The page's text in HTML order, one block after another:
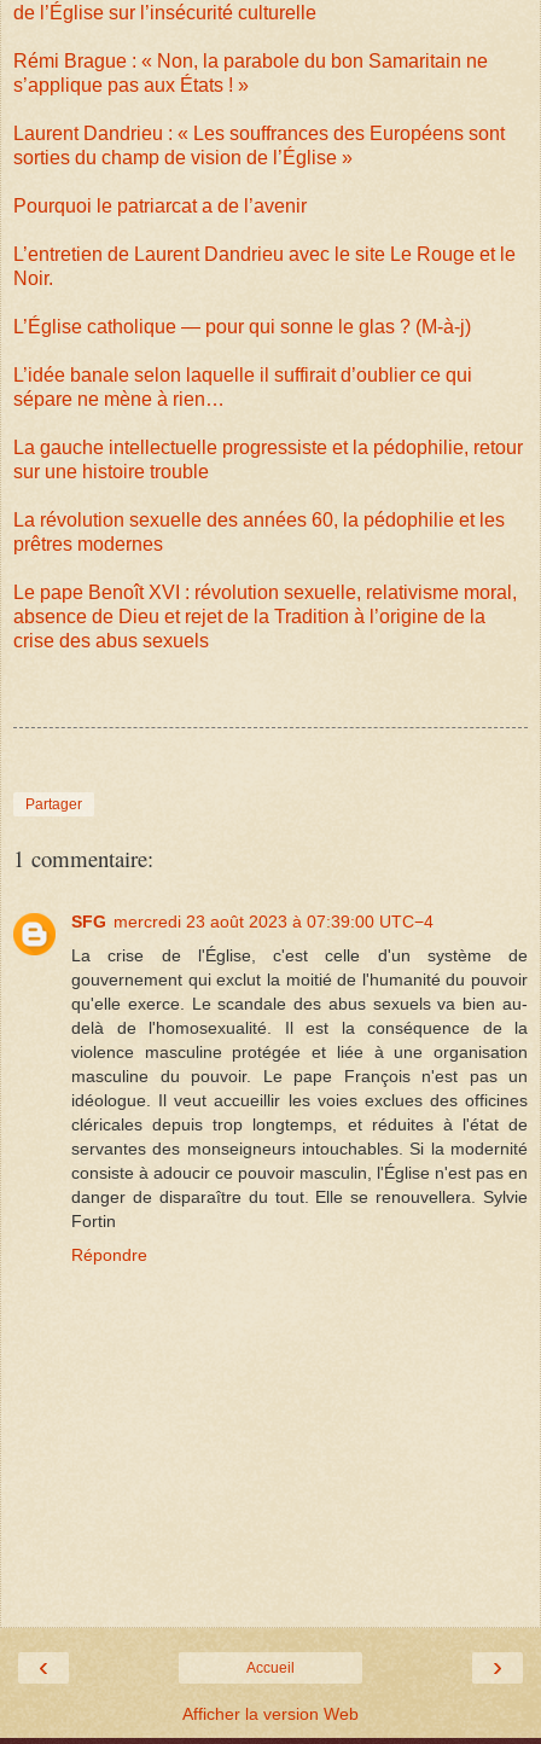
de l’Église sur l’insécurité culturelle
Rémi Brague : « Non, la parabole du bon Samaritain ne
s’applique pas aux États ! »
Laurent Dandrieu : « Les souffrances des Européens sont
sorties du champ de vision de l’Église »
Pourquoi le patriarcat a de l’avenir
L’entretien de Laurent Dandrieu avec le site Le Rouge et le
Noir.
L’Église catholique — pour qui sonne le glas ? (M-à-j)
L’idée banale selon laquelle il suffirait d’oublier ce qui
sépare ne mène à rien…
La gauche intellectuelle progressiste et la pédophilie, retour
sur une histoire trouble
La révolution sexuelle des années 60, la pédophilie et les
prêtres modernes
Le pape Benoît XVI : révolution sexuelle, relativisme moral,
absence de Dieu et rejet de la Tradition à l’origine de la
crise des abus sexuels
Partager
1 commentaire:
SFG mercredi 23 août 2023 à 07:39:00 UTC−4
La crise de l'Église, c'est celle d'un système de
gouvernement qui exclut la moitié de l'humanité du pouvoir
qu'elle exerce. Le scandale des abus sexuels va bien au-
delà de l'homosexualité. Il est la conséquence de la
violence masculine protégée et liée à une organisation
masculine du pouvoir. Le pape François n'est pas un
idéologue. Il veut accueillir les voies exclues des officines
cléricales depuis trop longtemps, et réduites à l'état de
servantes des monseigneurs intouchables. Si la modernité
consiste à adoucir ce pouvoir masculin, l'Église n'est pas en
danger de disparaître du tout. Elle se renouvellera. Sylvie
Fortin
Répondre
‹ ›
Accueil
Afficher la version Web